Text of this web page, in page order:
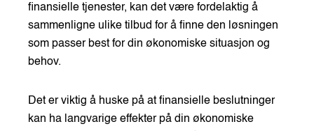
finansielle tjenester, kan det være fordelaktig å
sammenligne ulike tilbud for å finne den løsningen
som passer best for din økonomiske situasjon og
behov.
Det er viktig å huske på at finansielle beslutninger
kan ha langvarige effekter på din økonomiske